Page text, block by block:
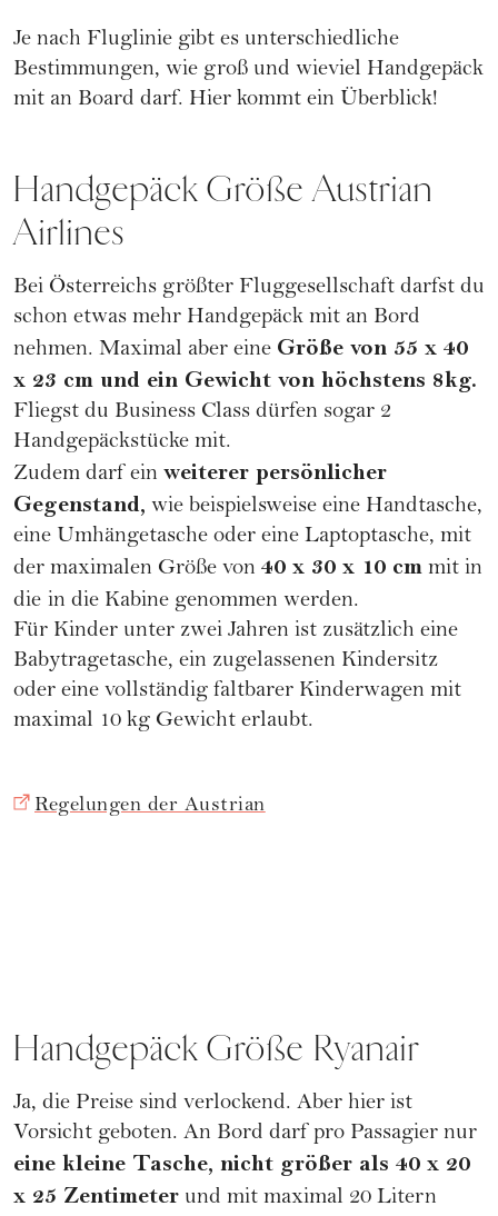
Je nach Fluglinie gibt es unterschiedliche
Bestimmungen, wie groß und wieviel Handgepäck
mit an Board darf. Hier kommt ein Überblick!
Handgepäck Größe Austrian
Airlines
Bei Österreichs größter Fluggesellschaft darfst du
schon etwas mehr Handgepäck mit an Bord
nehmen. Maximal aber eine Größe von 55 x 40
x 23 cm und ein Gewicht von höchstens 8kg.
Fliegst du Business Class dürfen sogar 2
Handgepäckstücke mit.
Zudem darf ein weiterer persönlicher
Gegenstand, wie beispielsweise eine Handtasche,
eine Umhängetasche oder eine Laptoptasche, mit
der maximalen Größe von 40 x 30 x 10 cm mit in
die in die Kabine genommen werden.
Für Kinder unter zwei Jahren ist zusätzlich eine
Babytragetasche, ein zugelassenen Kindersitz
oder eine vollständig faltbarer Kinderwagen mit
maximal 10 kg Gewicht erlaubt.
Regelungen der Austrian
Handgepäck Größe Ryanair
Ja, die Preise sind verlockend. Aber hier ist
Vorsicht geboten. An Bord darf pro Passagier nur
eine kleine Tasche, nicht größer als 40 x 20
x 25 Zentimeter und mit maximal 20 Litern